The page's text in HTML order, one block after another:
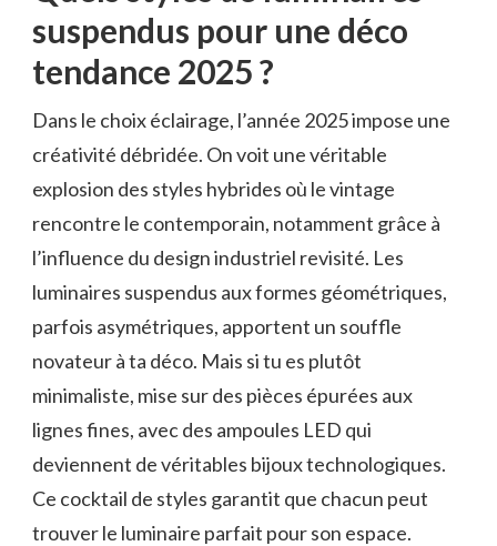
suspendus pour une déco
tendance 2025 ?
Dans le choix éclairage, l’année 2025 impose une
créativité débridée. On voit une véritable
explosion des styles hybrides où le vintage
rencontre le contemporain, notamment grâce à
l’influence du design industriel revisité. Les
luminaires suspendus aux formes géométriques,
parfois asymétriques, apportent un souffle
novateur à ta déco. Mais si tu es plutôt
minimaliste, mise sur des pièces épurées aux
lignes fines, avec des ampoules LED qui
deviennent de véritables bijoux technologiques.
Ce cocktail de styles garantit que chacun peut
trouver le luminaire parfait pour son espace.